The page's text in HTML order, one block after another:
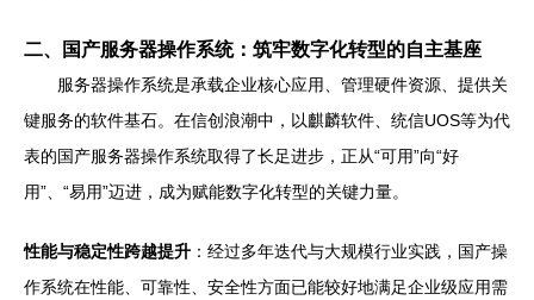
二、国产服务器操作系统：筑牢数字化转型的自主基座
服务器操作系统是承载企业核心应用、管理硬件资源、提供关
键服务的软件基石。在信创浪潮中，以麒麟软件、统信UOS等为代
表的国产服务器操作系统取得了长足进步，正从“可用”向“好
用”、“易用”迈进，成为赋能数字化转型的关键力量。
性能与稳定性跨越提升 ：经过多年迭代与大规模行业实践，国产操
作系统在性能、可靠性、安全性方面已能较好地满足企业级应用需